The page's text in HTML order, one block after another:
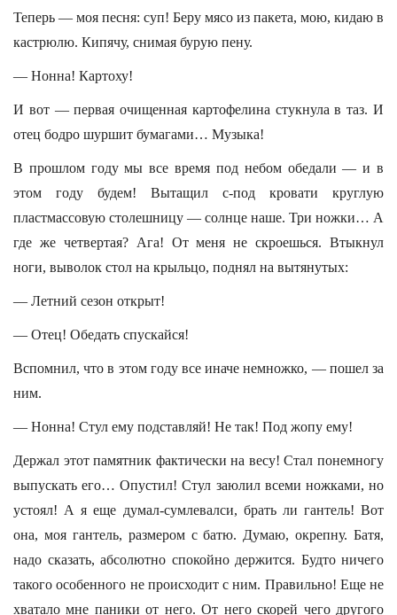
Теперь — моя песня: суп! Беру мясо из пакета, мою, кидаю в
кастрюлю. Кипячу, снимая бурую пену.
— Нонна! Картоху!
И вот — первая очищенная картофелина стукнула в таз. И
отец бодро шуршит бумагами… Музыка!
В прошлом году мы все время под небом обедали — и в
этом году будем! Вытащил с-под кровати круглую
пластмассовую столешницу — солнце наше. Три ножки… А
где же четвертая? Ага! От меня не скроешься. Втыкнул
ноги, выволок стол на крыльцо, поднял на вытянутых:
— Летний сезон открыт!
— Отец! Обедать спускайся!
Вспомнил, что в этом году все иначе немножко, — пошел за
ним.
— Нонна! Стул ему подставляй! Не так! Под жопу ему!
Держал этот памятник фактически на весу! Стал понемногу
выпускать его… Опустил! Стул заюлил всеми ножками, но
устоял! А я еще думал-сумлевалси, брать ли гантель! Вот
она, моя гантель, размером с батю. Думаю, окрепну. Батя,
надо сказать, абсолютно спокойно держится. Будто ничего
такого особенного не происходит с ним. Правильно! Еще не
хватало мне паники от него. От него скорей чего другого